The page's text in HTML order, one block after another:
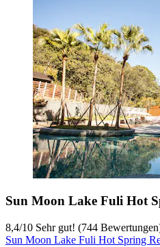
Sun Moon Lake Fuli Hot
8,4/10 Sehr gut! (744
Sun Moon Lake Fuli Hot Spring